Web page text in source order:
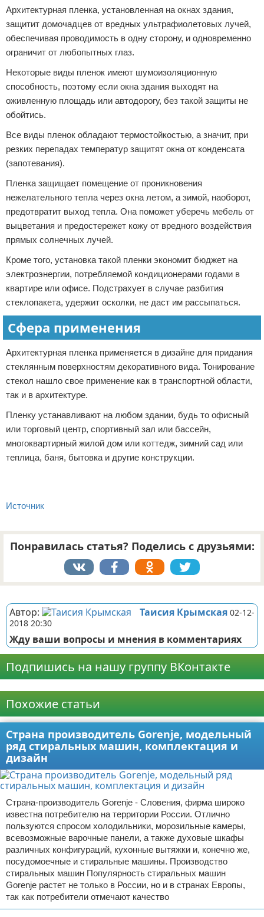
Архитектурная пленка, установленная на окнах здания,
защитит домочадцев от вредных ультрафиолетовых лучей,
обеспечивая проводимость в одну сторону, и одновременно
ограничит от любопытных глаз.
Некоторые виды пленок имеют шумоизоляционную
способность, поэтому если окна здания выходят на
оживленную площадь или автодорогу, без такой защиты не
обойтись.
Все виды пленок обладают термостойкостью, а значит, при
резких перепадах температур защитят окна от конденсата
(запотевания).
Пленка защищает помещение от проникновения
нежелательного тепла через окна летом, а зимой, наоборот,
предотвратит выход тепла. Она поможет уберечь мебель от
выцветания и предостережет кожу от вредного воздействия
прямых солнечных лучей.
Кроме того, установка такой пленки экономит бюджет на
электроэнергии, потребляемой кондиционерами годами в
квартире или офисе. Подстрахует в случае разбития
стеклопакета, удержит осколки, не даст им рассыпаться.
Сфера применения
Архитектурная пленка применяется в дизайне для придания
стеклянным поверхностям декоративного вида. Тонирование
стекол нашло свое применение как в транспортной области,
так и в архитектуре.
Пленку устанавливают на любом здании, будь то офисный
или торговый центр, спортивный зал или бассейн,
многоквартирный жилой дом или коттедж, зимний сад или
теплица, баня, бытовка и другие конструкции.
Источник
Понравилась статья? Поделись с друзьями:
Автор: Таисия Крымская 02-12-
2018 20:30
Жду ваши вопросы и мнения в комментариях
Подпишись на нашу группу ВКонтакте
Похожие статьи
Страна производитель Gorenje, модельный
ряд стиральных машин, комплектация и
дизайн
Страна-производитель Gorenje - Словения, фирма широко
известна потребителю на территории России. Отлично
пользуются спросом холодильники, морозильные камеры,
всевозможные варочные панели, а также духовые шкафы
различных конфигураций, кухонные вытяжки и, конечно же,
посудомоечные и стиральные машины. Производство
стиральных машин Популярность стиральных машин
Gorenje растет не только в России, но и в странах Европы,
так как потребители отмечают качество